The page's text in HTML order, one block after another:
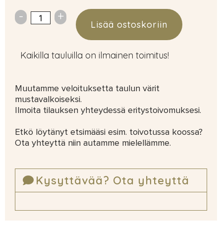
Lisää ostoskoriin
Kaikilla tauluilla on ilmainen toimitus!
Muutamme veloituksetta taulun värit
mustavalkoiseksi.
Ilmoita tilauksen yhteydessä eritystoivomuksesi.
Etkö löytänyt etsimääsi esim. toivotussa koossa?
Ota yhteyttä niin autamme mielellämme.
Kysyttävää? Ota yhteyttä